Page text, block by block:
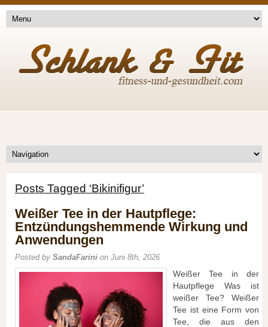
Posts Tagged ‘Bikinifigur’
Weißer Tee in der Hautpflege:
Entzündungshemmende Wirkung und
Anwendungen
Posted by SandaFarini on Juni 8th, 2026
Weißer Tee in der
Hautpflege Was ist
weißer Tee? Weißer
Tee ist eine Form von
Tee, die aus den